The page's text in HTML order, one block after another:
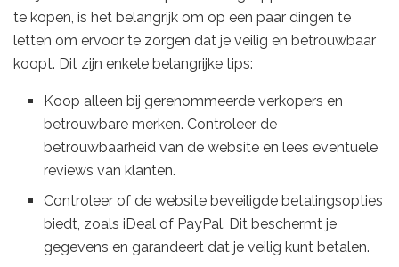
te kopen, is het belangrijk om op een paar dingen te
letten om ervoor te zorgen dat je veilig en betrouwbaar
koopt. Dit zijn enkele belangrijke tips:
Koop alleen bij gerenommeerde verkopers en
betrouwbare merken. Controleer de
betrouwbaarheid van de website en lees eventuele
reviews van klanten.
Controleer of de website beveiligde betalingsopties
biedt, zoals iDeal of PayPal. Dit beschermt je
gegevens en garandeert dat je veilig kunt betalen.